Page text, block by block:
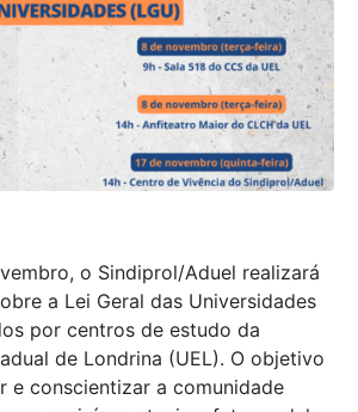
o Sindiprol/Aduel realizará
a Lei Geral das Universidades
por centros de estudo da
de Londrina (UEL). O objetivo
e conscientizar a comunidade